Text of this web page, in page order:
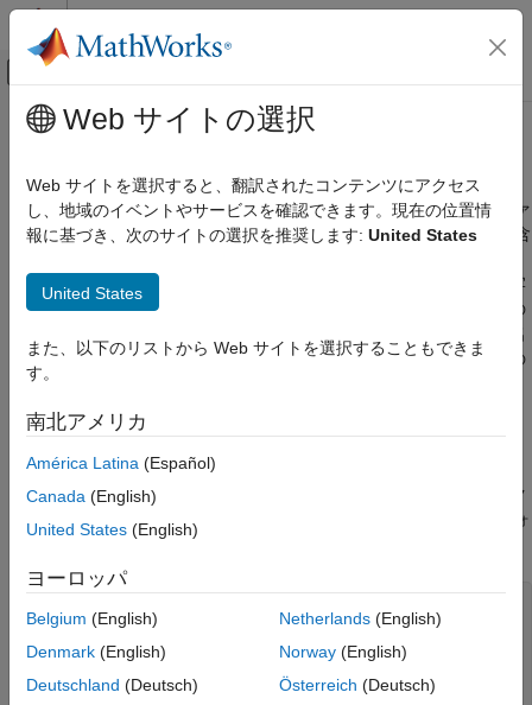
コンテンツへスキップ
オフキャンバス ナビゲーション メ
ドキュメンテーションのホーム
プログラミング
クラス
クラス構文とファイル編成
項目一覧
名前空間内のコードの定義
名前空間と MATLAB パス
MATLAB による重複した名前の処理方法
internal 名前空間
メインコンテンツ
名前空間の作成
名前空間は、クラス フォルダー、クラス定義ファイル、関数ファ
イル、およびその他の名前空間 ("内部名前空間"と呼ばれる) を含
と、コードを整理し、コード内に含まれる項目に対してより堅牢
な名前を作成するのに役立ちます。関数名とクラス名は、特定の
名前空間内で一意である必要があります。関数とクラスはその名
前空間にスコープ設定されているため、別の名前空間でそれらの
名前を再利用できます。
名前空間フォルダー
フォルダー名の先頭に
たとえば、名前空間フォルダー
には、クラス、列挙ク
ラス、関数、内部名前空間、および内部名前空間内のクラス フォ
ルダー内の 2 つ目のクラスが含まれています。
+mynamesp/MyClass.m
+mynamesp/WeekdaysEnum.m
+mynamesp/myFunction.m
+mynamesp/+innernamesp/@MySecondClass/MySecondClass.m
Web サイトの選択
Web サイトを選択すると、翻訳されたコンテンツにアクセス
し、地域のイベントやサービスを確認できます。現在の位置情
報に基づき、次のサイトの選択を推奨します: United States
United States
また、以下のリストから Web サイトを選択することもできま
す。
南北アメリカ
América Latina (Español)
Canada (English)
United States (English)
ヨーロッパ
Belgium (English)
Denmark (English)
Deutschland (Deutsch)
Netherlands(English)
Norway(English)
Österreich (Deutsch)